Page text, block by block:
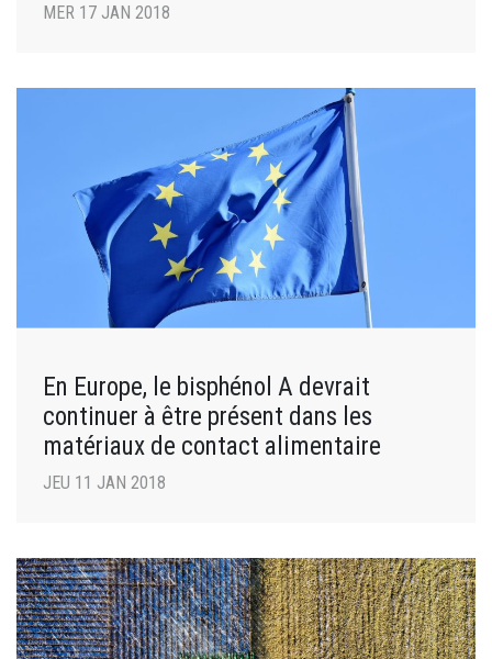
MER 17 JAN 2018
En Europe, le bisphénol A devrait
continuer à être présent dans les
matériaux de contact alimentaire
JEU 11 JAN 2018